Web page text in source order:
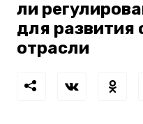
ли
для развития
отрасли